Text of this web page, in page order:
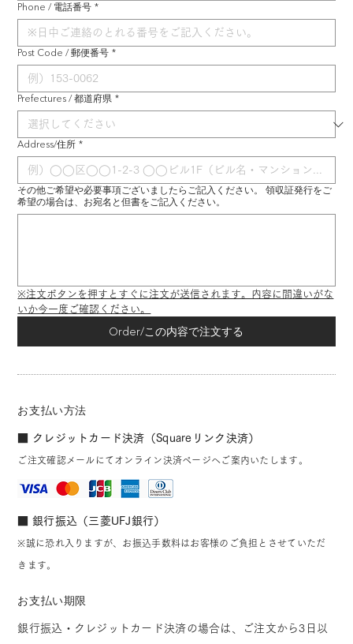
Phone / 電話番号 *
Post Code / 郵便番号 *
Prefectures / 都道府県 *
Address/住所 *
その他ご希望や必要事項ございましたらご記入ください。 領収証発行をご
希望の場合は、お宛名と但書をご記入ください。
※注文ボタンを押すとすぐに注文が送信されます。内容に間違いがな
いか今一度ご確認ください。
Order/この内容で注文する
お支払い方法
■ クレジットカード決済（Squareリンク決済）
ご注文確認メールにてオンライン決済ページへご案内いたします。
■ 銀行振込（三菱UFJ銀行）
※誠に恐れ入りますが、お振込手数料はお客様のご負担とさせていただ
きます。
お支払い期限
銀行振込・クレジットカード決済の場合は、ご注文から3日以